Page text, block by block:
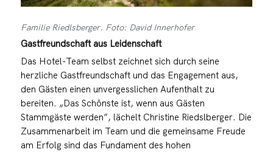
Familie Riedlsberger. Foto: David Innerhofer
Gastfreundschaft aus Leidenschaft
Das Hotel-Team selbst zeichnet sich durch seine
herzliche Gastfreundschaft und das Engagement aus,
den Gästen einen unvergesslichen Aufenthalt zu
bereiten. „Das Schönste ist, wenn aus Gästen
Stammgäste werden”, lächelt Christine Riedslberger. Die
Zusammenarbeit im Team und die gemeinsame Freude
am Erfolg sind das Fundament des hohen